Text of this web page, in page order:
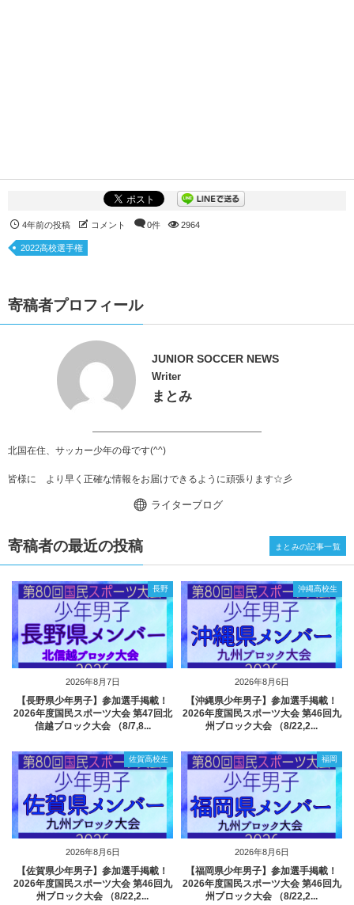
4年前の投稿 コメント 0件 2964
2022高校選手権
寄稿者プロフィール
JUNIOR SOCCER NEWS
Writer
まとみ
北国在住、サッカー少年の母です(^^)
皆様に より早く正確な情報をお届けできるように頑張ります☆彡
ライターブログ
寄稿者の最近の投稿
2026年8月7日
長野
【長野県少年男子】参加選手掲載！
2026年度国民スポーツ大会 第47回北
信越ブロック大会 （8/7,8...
2026年8月6日
沖縄高校生
【沖縄県少年男子】参加選手掲載！
2026年度国民スポーツ大会 第46回九
州ブロック大会 （8/22,2...
2026年8月6日
佐賀高校生
【佐賀県少年男子】参加選手掲載！
2026年度国民スポーツ大会 第46回九
州ブロック大会 （8/22,2...
2026年8月6日
福岡
【福岡県少年男子】参加選手掲載！
2026年度国民スポーツ大会 第46回九
州ブロック大会 （8/22,2...
まとみの記事一覧